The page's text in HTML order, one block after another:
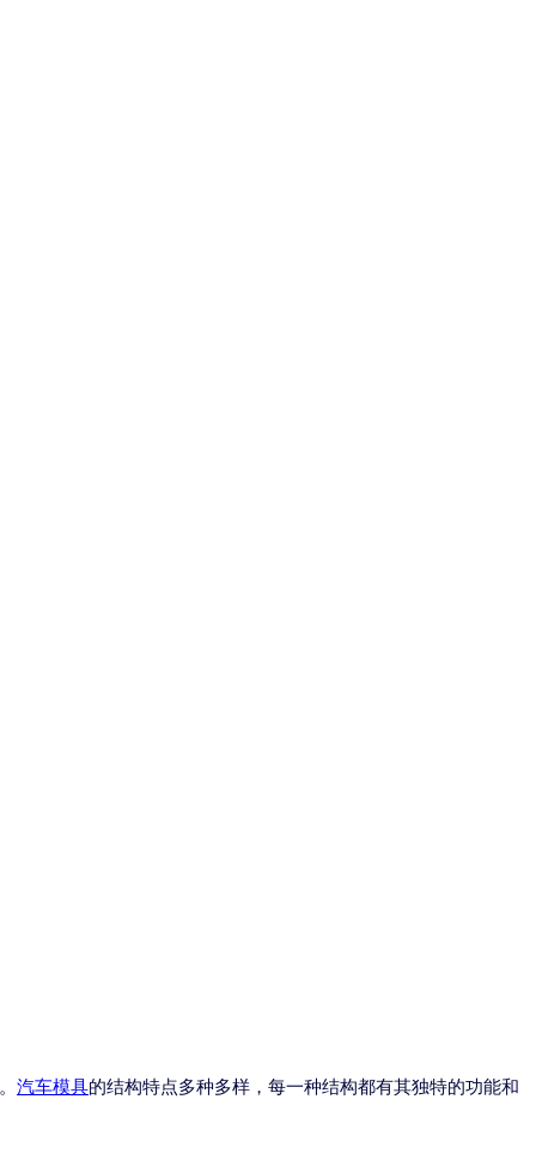
汽车模具的结构特点多种多样，每一种结构都有其独特的功能和